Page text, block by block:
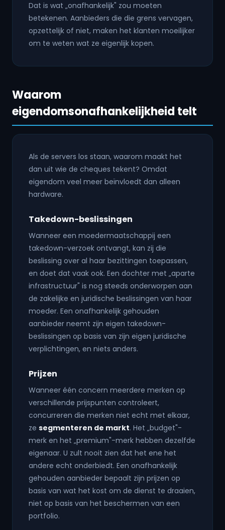
Dat is wat „onafhankelijk" zou moeten
betekenen. Aanbieders die die grens vervagen,
opzettelijk of niet, maken het klanten moeilijker
om te weten wat ze eigenlijk kopen.
Waarom
eigendomsonafhankelijkheid telt
Als de servers los staan, waarom maakt het
dan uit wie de cheques tekent? Omdat
eigendom veel meer beïnvloedt dan alleen
hardware.
Takedown-beslissingen
Wanneer een moedermaatschappij een
takedown-verzoek ontvangt, kan zij die
beslissing over al haar bezittingen toepassen,
en doet dat vaak ook. Een dochter met „aparte
infrastructuur" is nog steeds onderworpen aan
de zakelijke en juridische beslissingen van haar
moeder. Een onafhankelijk gehouden
aanbieder neemt zijn eigen takedown-
beslissingen op basis van zijn eigen juridische
verplichtingen, en niets anders.
Prijzen
Wanneer één concern meerdere merken op
verschillende prijspunten controleert,
concurreren die merken niet echt met elkaar,
ze segmenteren de markt. Het „budget"-
merk en het „premium"-merk hebben dezelfde
eigenaar. U zult nooit zien dat het ene het
andere echt onderbiedt. Een onafhankelijk
gehouden aanbieder bepaalt zijn prijzen op
basis van wat het kost om de dienst te draaien,
niet op basis van het beschermen van een
portfolio.